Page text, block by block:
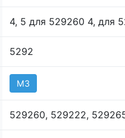
4, 5 для 529260 4, для
5292
M3
529260, 529222,